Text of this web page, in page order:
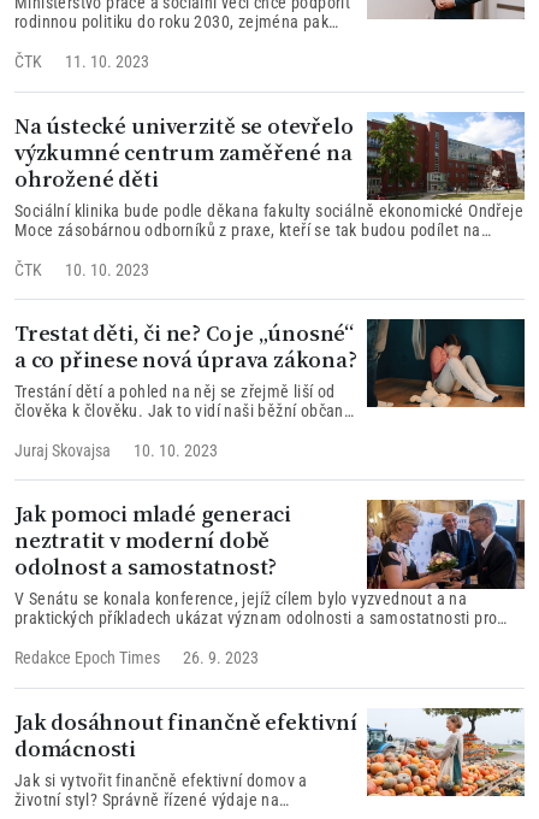
rodinnou politiku do roku 2030, zejména pak
ČTK
11. 10. 2023
Na ústecké univerzitě se otevřelo
výzkumné centrum zaměřené na
ohrožené děti
Sociální klinika bude podle děkana fakulty sociálně ekonomické Ondřeje
Moce zásobárnou odborníků z praxe, kteří se tak budou podílet na
ČTK
10. 10. 2023
Trestat děti, či ne? Co je „únosné“
a co přinese nová úprava zákona?
Trestání dětí a pohled na něj se zřejmě liší od
člověka k člověku. Jak to vidí naši běžní občané,
přinese chystaná legislativní úprava?
Juraj Skovajsa 10. 10. 2023
Jak pomoci mladé generaci
neztratit v moderní době
odolnost a samostatnost?
V Senátu se konala konference, jejíž cílem bylo vyzvednout a na
praktických příkladech ukázat význam odolnosti a samostatnosti pro
podpořit celistvou výchovu, která vychází z nejlepších tradic a kořenů
Redakce Epoch Times 26. 9. 2023
Jak dosáhnout finančně efektivní
domácnosti
Jak si vytvořit finančně efektivní domov a
životní styl? Správně řízené výdaje na